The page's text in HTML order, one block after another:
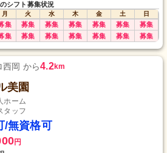
シフト募集状況
月 火 水 木 金 土
日
集 募集 募集 募集 募集 募集 募集
集 募集 募集 募集 募集 募集 募集
西岡 から4.2km
美園
ホーム
タッフ
/無資格可
円